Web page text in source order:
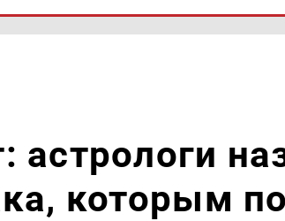
астрологи
которым